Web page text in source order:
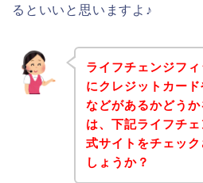
るといいと思いますよ♪
ライフチェンジフ
にクレジットカー
などがあるかどう
は、下記ライフチ
式サイトをチェッ
しょうか？